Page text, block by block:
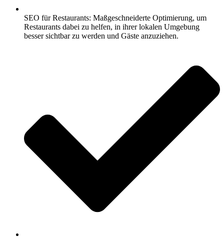
SEO für Restaurants: Maßgeschneiderte Optimierung, um
Restaurants dabei zu helfen, in ihrer lokalen Umgebung
besser sichtbar zu werden und Gäste anzuziehen.